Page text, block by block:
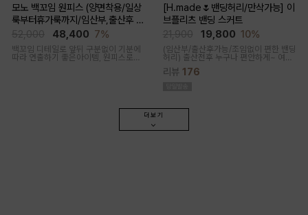
모노 백꼬임 원피스 (양면착용/일상
룩부터휴가룩까지/임산부,출산후 가
48,400 7%
백꼬임 디테일로 앞뒤 구분없이 기분에
따라 연출하기 좋은아이템, 원피스로도,
[H.made🌷밴딩허리/만삭가능] 이
브플리츠 밴딩 스커트
19,800 10%
(임산부/출산후가능/조임없이 편한 밴딩
허리) 출산전후 누구나 편안하게~ 여성
운 플리츠 스커트
리뷰 176
더보기